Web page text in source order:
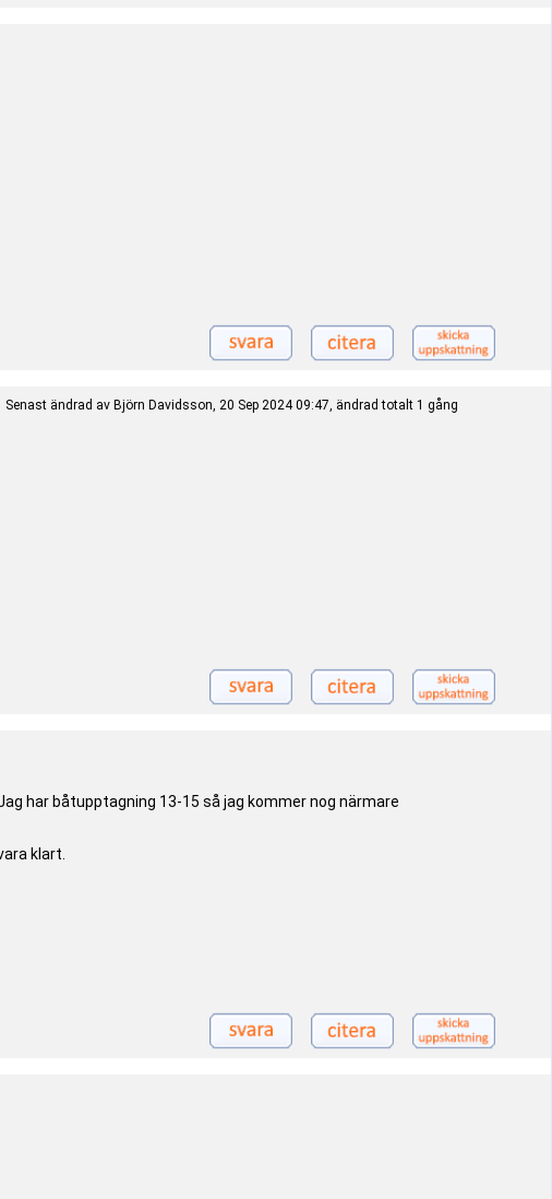
Senast ändrad av Björn Davidsson, 20 Sep 2024 09:47, ändrad totalt 1 gång
har båtupptagning 13-15 så jag kommer nog närmare
klart.